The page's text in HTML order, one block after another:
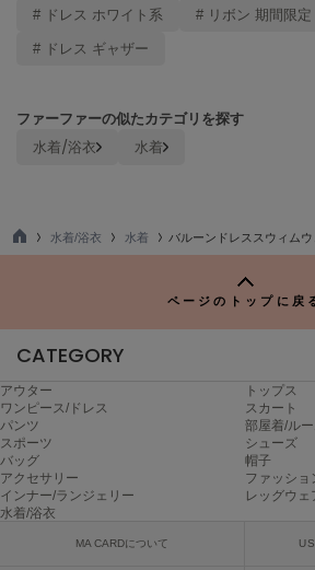
nezu
ネズ
null.
ヌル
On
オン
Onitsuka Tiger
オニツカ タイガー
# ドレス ホワイト系 # リボン 期間限定
# ドレス ギャザー
ファーファーの似たカテゴリを探す
水着/浴衣 水着
TO
水着/浴衣 水着 バルーンドレススウィムウ
ページのトップに戻
CATEGORY
アウター
トップス
ワンピース/ドレス
スカート
パンツ
部屋着/ル
スポーツ
シューズ
バッグ
帽子
アクセサリー
ファッショ
インナー/ランジェリー
レッグウェ
水着/浴衣
MA CARDについて